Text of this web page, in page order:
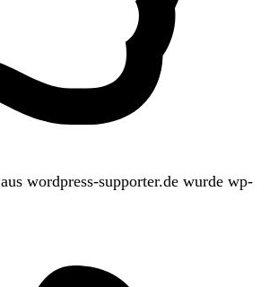
aus wordpress-supporter.de wurde wp-